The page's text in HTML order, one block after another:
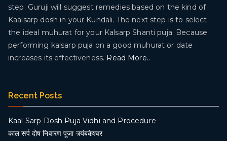
step. Guruji will suggest remedies based on the kind of
Kaalsarp dosh in your Kundali. The next step is to select
the ideal muhurat for your Kalsarp Shanti puja. Because
performing kalsarp puja on a good muhurat or date
increases its effectiveness. Read More..
Recent Posts
Kaal Sarp Dosh Puja Vidhi and Procedure
काल सर्प दोष निवारण पूजा त्र्यंबकेश्वर